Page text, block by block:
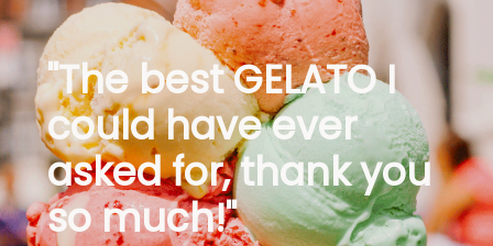
"The best GELATO I
could have ever
asked for, thank you
so much!"